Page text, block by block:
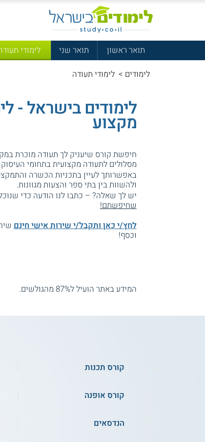
תואר ראשון תואר שני לימודי
לימודים > לימודי תעודה
לימודים בישראל -
מקצוע
חיפשת קורס שיעניק לך תעודה מוכרת
מסלולים לתעודה מקצועית בתחומי
באפשרותך לעיין בתכניות הכשרה
ולהשוות בין בתי ספר והצעות מגוונות.
יש לך שאלה? – כתבו לנו הודעה כדי
שחיפשתם!
לחץ/י כאן ותקבל/י שירות אישי חינם
וכסף!
המידע באתר הועיל ל87% מהגולשים.
קורס תכנות
קורס אופנה
הנדסאים